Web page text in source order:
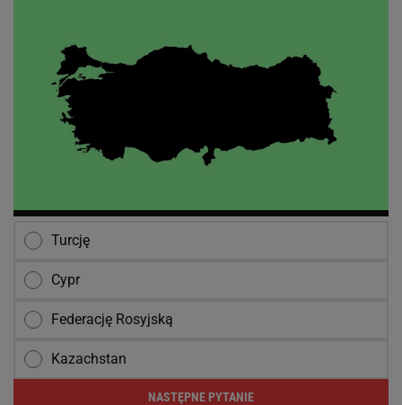
Turcję
Cypr
Federację Rosyjską
Kazachstan
NASTĘPNE PYTANIE